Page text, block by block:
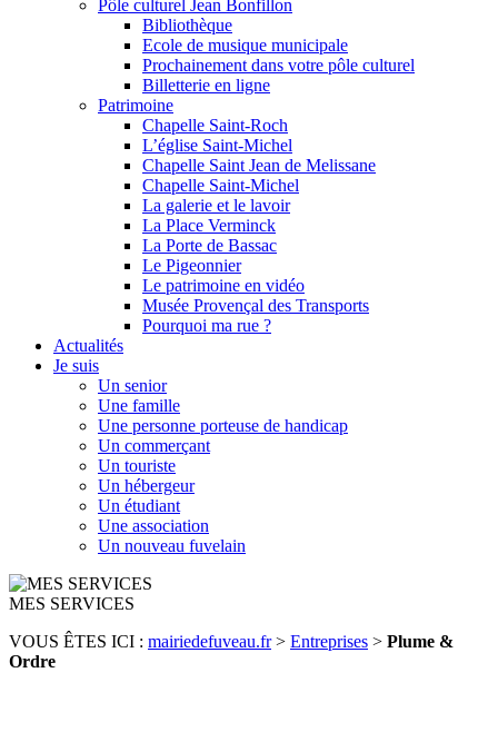
Pôle culturel Jean Bonfillon
Bibliothèque
Ecole de musique municipale
Prochainement dans votre pôle culturel
Billetterie en ligne
Patrimoine
Chapelle Saint-Roch
L’église Saint-Michel
Chapelle Saint Jean de Melissane
Chapelle Saint-Michel
La galerie et le lavoir
La Place Verminck
La Porte de Bassac
Le Pigeonnier
Le patrimoine en vidéo
Musée Provençal des Transports
Pourquoi ma rue ?
Actualités
Je suis
Un senior
Une famille
Une personne porteuse de handicap
Un commerçant
Un touriste
Un hébergeur
Un étudiant
Une association
Un nouveau fuvelain
MES SERVICES
VOUS ÊTES ICI : mairiedefuveau.fr> Entreprises > Plume &
Ordre